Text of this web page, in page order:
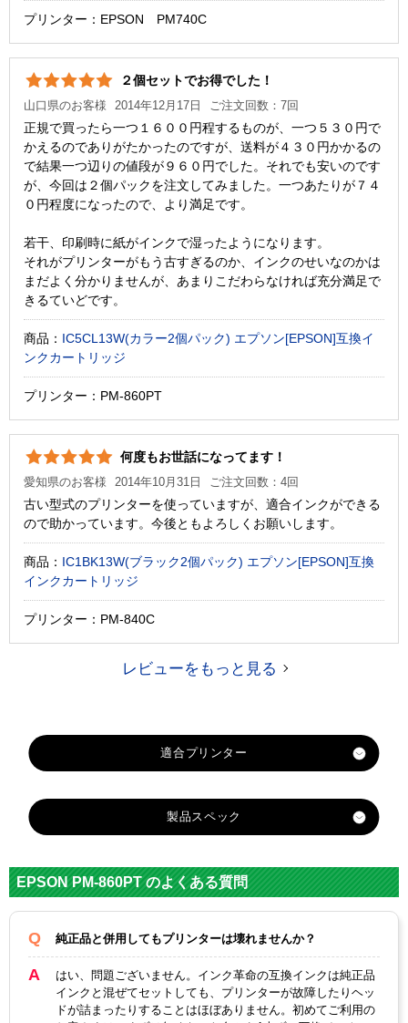
プリンター：EPSON PM740C
２個セットでお得でした！
山口県のお客様 2014年12月17日 ご注文回数：7回
正規で買ったら一つ１６００円程するものが、一つ５３０円で
かえるのでありがたかったのですが、送料が４３０円かかるの
で結果一つ辺りの値段が９６０円でした。それでも安いのです
が、今回は２個パックを注文してみました。一つあたりが７４
０円程度になったので、より満足です。
若干、印刷時に紙がインクで湿ったようになります。
それがプリンターがもう古すぎるのか、インクのせいなのかは
まだよく分かりませんが、あまりこだわらなければ充分満足で
きるていどです。
商品： IC5CL13W(カラー2個パック) エプソン[EPSON]互換イ
ンクカートリッジ
プリンター：PM-860PT
何度もお世話になってます！
愛知県のお客様 2014年10月31日 ご注文回数：4回
古い型式のプリンターを使っていますが、適合インクができる
ので助かっています。今後ともよろしくお願いします。
商品： IC1BK13W(ブラック2個パック) エプソン[EPSON]互換
インクカートリッジ
プリンター：PM-840C
レビューをもっと見る
製品スペック
メーカー
エプソン
対応
純正型番
顔料・染料 染料
EPSON PM-860PT のよくある質問
純正品と併用してもプリンターは壊れませんか？
はい、問題ございません。インク革命の互換インクは純正品
インクと混ぜてセットしても、プリンターが故障したりヘッ
ドが詰まったりすることはほぼありません。初めてご利用の